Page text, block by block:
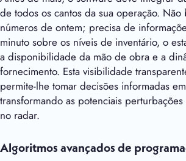
de todos os cantos da sua operação. Não
números de ontem; precisa de
minuto sobre os níveis de inventário, o
a disponibilidade da mão de obra e a
fornecimento. Esta visibilidade
permite-lhe tomar decisões informadas
transformando as potenciais
no radar.
Algoritmos avançados de